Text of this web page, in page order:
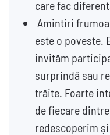
care fac
Amintiri
este o poveste.
invităm
surprindă sau
trăite. Foarte
de fiecare
redescoperim